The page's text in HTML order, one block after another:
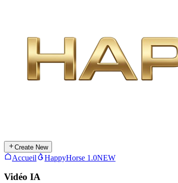
Create New
Accueil HappyHorse 1.0NEW
Vidéo IA